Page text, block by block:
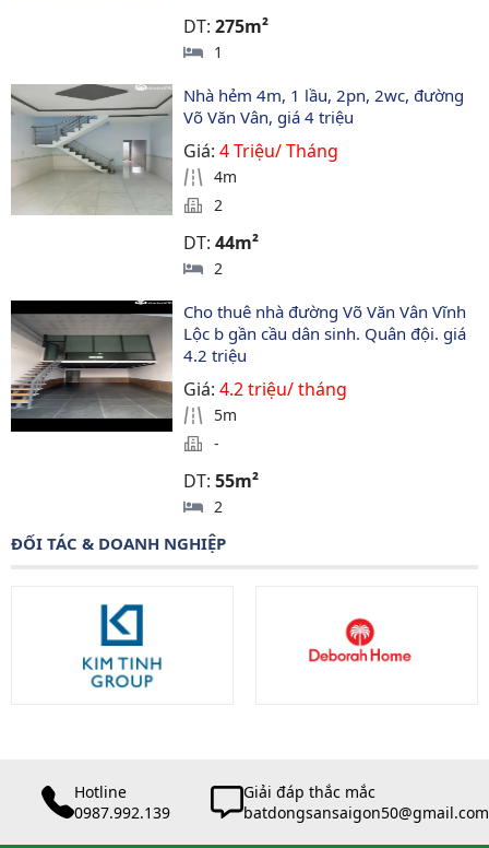
DT:275m²
1
Nhà hẻm 4m, 1 lầu, 2pn, 2wc, đường
Võ Văn Vân, giá 4 triệu
Giá:4 Triệu/ Tháng
4m
2
DT:44m²
2
Cho thuê nhà đường Võ Văn Vân Vĩnh
Lộc b gần cầu dân sinh. Quân đội. giá
4.2 triệu
Giá:4.2 triệu/ tháng
5m
-
DT:55m²
2
ĐỐI TÁC & DOANH NGHIỆP
Hotline
0987.992.139
Giải đáp thắc mắc
batdongsansaigon50@gmail.com